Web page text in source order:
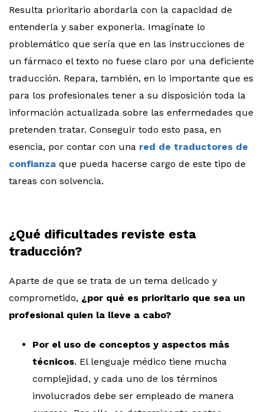
Resulta prioritario abordarla con la capacidad de
entenderla y saber exponerla. Imagínate lo
problemático que sería que en las instrucciones de
un fármaco el texto no fuese claro por una deficiente
traducción. Repara, también, en lo importante que es
para los profesionales tener a su disposición toda la
información actualizada sobre las enfermedades que
pretenden tratar. Conseguir todo esto pasa, en
esencia, por contar con una red de traductores de
confianza que pueda hacerse cargo de este tipo de
tareas con solvencia.
¿Qué dificultades reviste esta
traducción?
Aparte de que se trata de un tema delicado y
comprometido, ¿por qué es prioritario que sea un
profesional quien la lleve a cabo?
Por el uso de conceptos y aspectos más
técnicos. El lenguaje médico tiene mucha
complejidad, y cada uno de los términos
involucrados debe ser empleado de manera